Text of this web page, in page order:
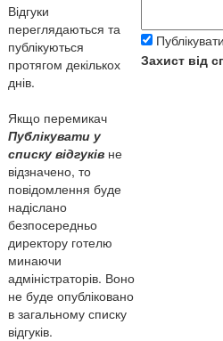
Відгуки
переглядаються та
публікуються
протягом декількох
днів.
Якщо перемикач
Публікувати у
списку відгуківне
відзначено, то
повідомлення буде
надіслано
безпосередньо
директору готелю
минаючи
адміністраторів. Воно
не буде опубліковано
в загальному списку
відгуків.
Захист від